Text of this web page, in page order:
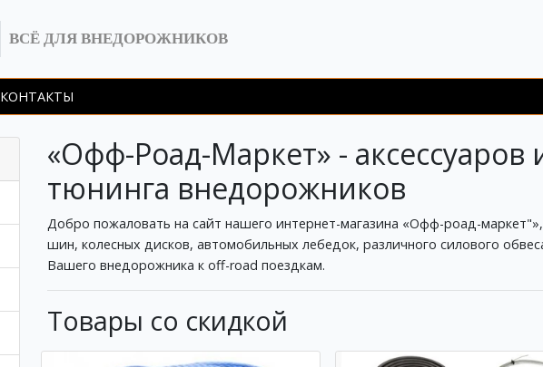
ВСЁ ДЛЯ ВНЕДОРОЖНИКОВ
КОНТАКТЫ
«Офф-Роад-Маркет» - аксессуаров
тюнинга внедорожников
Добро пожаловать на сайт нашего интернет-магазина «Офф-роад-
шин, колесных дисков, автомобильных лебедок, различного силового
Вашего внедорожника к off-road поездкам.
Товары со скидкой